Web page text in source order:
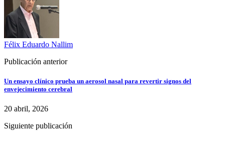
Félix Eduardo Nallim
Publicación anterior
Un ensayo clínico prueba un aerosol nasal para revertir signos del
envejecimiento cerebral
20 abril, 2026
Siguiente publicación